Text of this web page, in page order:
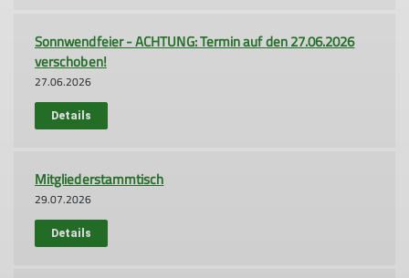
Sonnwendfeier - ACHTUNG: Termin auf den 27.06.2026
verschoben!
27.06.2026
Details
Mitgliederstammtisch
29.07.2026
Details